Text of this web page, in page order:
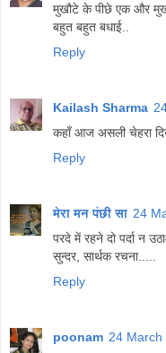
मुखौटे के पीछे एक और
बहुत बहुत बधाई..
Reply
Kailash Sharma
कहाँ आज असली चेहरा
Reply
मेरा मन पंछी सा 24
परदे में रहने दो पर्दा न
सुन्दर, सार्थक रचना.....
Reply
poonam 24 March